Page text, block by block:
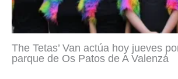
The Tetas’ Van actúa hoy jueves
parque de Os Patos de A Valenzá